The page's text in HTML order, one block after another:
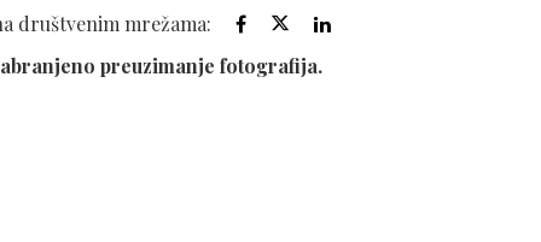
društvenim mrežama:
preuzimanje fotografija.